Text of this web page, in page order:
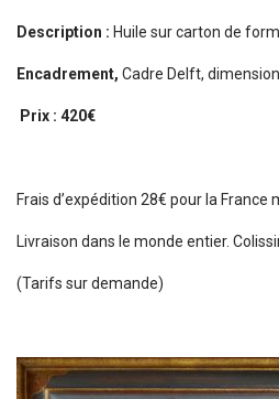
Description : Huile sur carton de
Encadrement, Cadre Delft,
Prix : 420€
Frais d’expédition 28€ pour la France
Livraison dans le monde entier.
(Tarifs sur demande)